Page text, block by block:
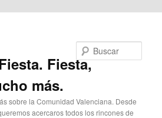
Fiesta,
más.
sobre la Comunidad Valenciana. Desde
acercaros todos los rincones de